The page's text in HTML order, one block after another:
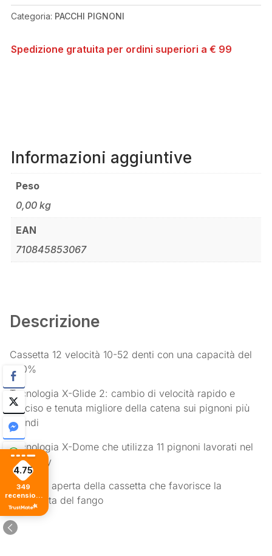
12
VELOCITÀ
52
COMPATIBILE
Categoria: PACCHI PIGNONI
Spedizione gratuita per ordini superiori a € 99
Informazioni aggiuntive
Peso
0,00 kg
EAN
710845853067
Descrizione
Cassetta 12 velocità 10-52 denti con una capacità del
520%
Tecnologia X-Glide 2: cambio di velocità rapido e
preciso e tenuta migliore della catena sui pignoni più
grandi
Tecnologia X-Dome che utilizza 11 pignoni lavorati nel
chromoly
Struttura aperta della cassetta che favorisce la
fuoriuscita del fango
4.75
349
recensioni
di tutti i